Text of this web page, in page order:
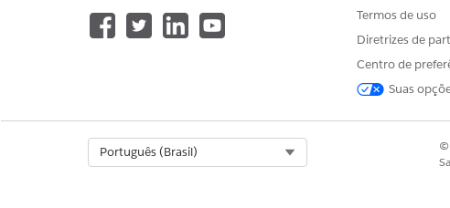
A seção lista todas as páginas e
região e o tipo de página para cada
ESTE ARTIGO RESOLVEU SEU
Diga-nos para podermos melhorar!
Termos de uso
Diretrizes de
Centro de
Suas
Português (Brasil)
©